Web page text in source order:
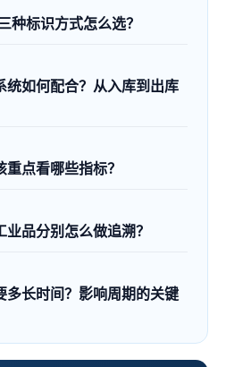
种标识方式怎么选？
统如何配合？从入库到出库
点看哪些指标？
品分别怎么做追溯？
多长时间？影响周期的关键